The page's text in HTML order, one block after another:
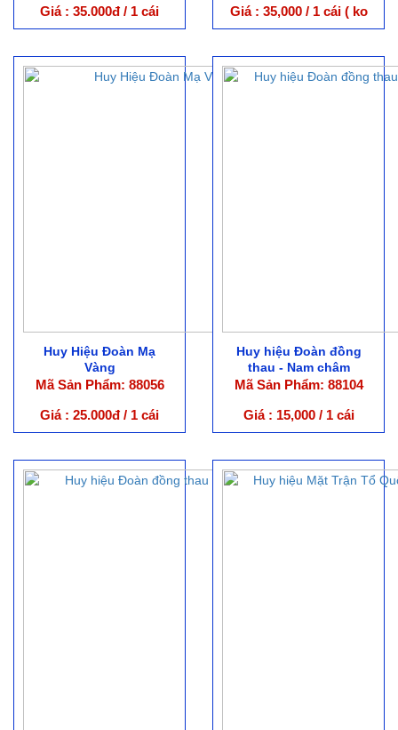
Giá : 35.000đ / 1 cái
Giá : 35,000 / 1 cái ( ko
kèm hộp )
Huy Hiệu Đoàn Mạ
Vàng
Mã Sản Phẩm: 88056
Giá : 25.000đ / 1 cái
Huy hiệu Đoàn đồng
thau - Nam châm
Mã Sản Phẩm: 88104
Giá : 15,000 / 1 cái